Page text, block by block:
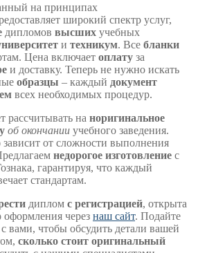
на принципах
широкий спектр услуг,
дипломов высших учебных
и техникум. Все бланки
Цена включает оплату за
и доставку. Теперь не нужно искать
образцы – каждый документ
всех необходимых процедур.
рассчитывать на норигинальное
об окончании учебного заведения.
зависит от сложности выполнения
недорогое изготовление с
гарантируя, что каждый
стандартам.
диплом с регистрацией, открыта
оформления через наш сайт. Подайте
вами, чтобы обсудить детали вашей
сколько стоит оригинальный